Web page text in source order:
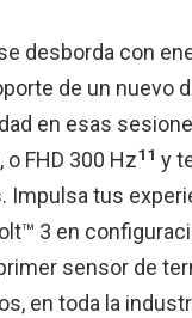
desborda con
de un nuevo
en esas
o FHD 300 Hz11 y
tus
3 en
sensor de
en toda la